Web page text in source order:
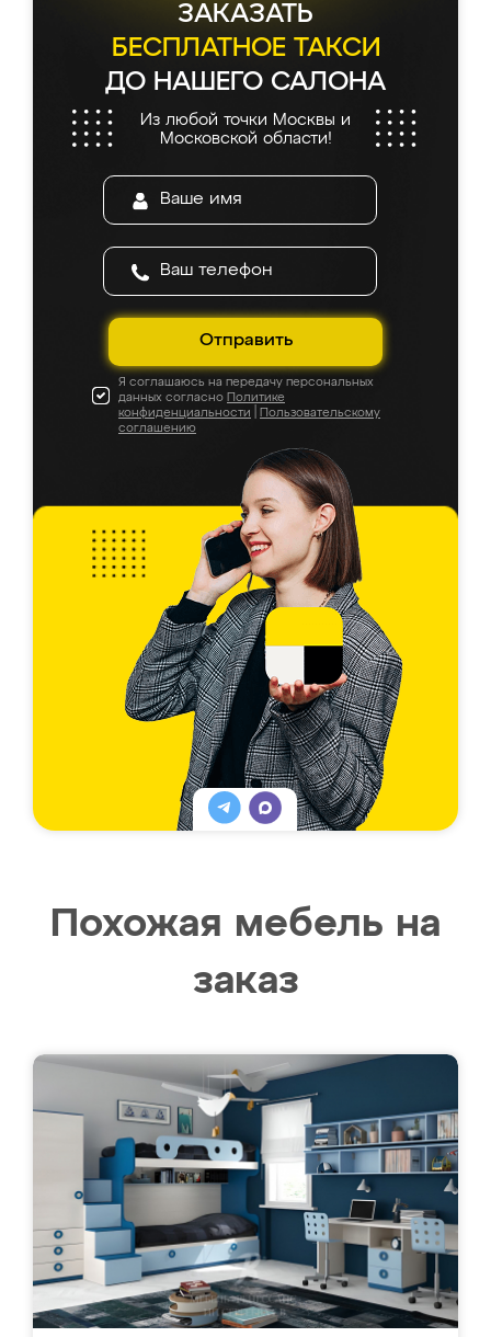
ЗАКАЗАТЬ
БЕСПЛАТНОЕ ТАКСИ
ДО НАШЕГО САЛОНА
Из любой точки Москвы и
Московской области!
Отправить
Я соглашаюсь на передачу персональных
данных согласно Политике
конфиденциальности
Пользовательскому
соглашению
Похожая мебель на
заказ